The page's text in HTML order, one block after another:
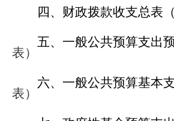
四、财政拨款收支总表
五、一般公共预算支出
表）
六、一般公共预算基本
表）